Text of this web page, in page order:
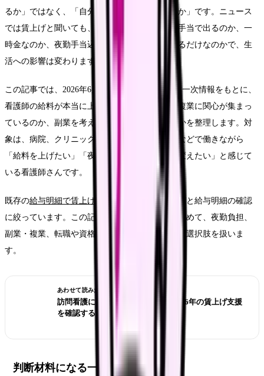
るか」ではなく、「自分の給与明細にどう出るか」です。ニュース
では賃上げと聞いても、基本給が上がるのか、手当で出るのか、一
時金なのか、夜勤手当込みで見かけ上増えているだけなのかで、生
活への影響は変わります。
この記事では、2026年6月24日時点で確認できる一次情報をもとに、
看護師の給料が本当に上がるのか、なぜ副業・複業に関心が集まっ
ているのか、副業を考える前に何を確認すべきかを整理します。対
象は、病院、クリニック、訪問看護、介護施設などで働きながら
「給料を上げたい」「夜勤だけに頼る働き方を変えたい」と感じて
いる看護師さんです。
既存の給与明細で賃上げ支援を見る記事
では制度と給与明細の確認
に絞っています。この記事では、そこから一歩進めて、夜勤負担、
副業・複業、転職や資格まで含めた収入アップの選択肢を扱いま
す。
あわせて読みたい
訪問看護に移ると給料は上がる？2026年の賃上げ支援
を確認する
判断材料になる一次情報